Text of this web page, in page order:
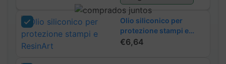
Olio siliconico per
protezione stampi e
ResinArt
€6,64